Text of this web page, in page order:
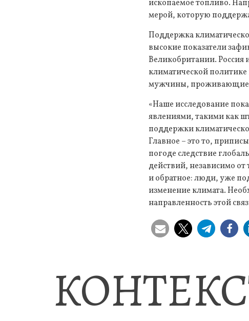
ископаемое топливо.
мерой, которую
Поддержка
высокие показатели
Великобритании. Россия
климатической
мужчины, проживающие
«Наше исследование
явлениями, такими как
поддержки
Главное – это то,
погоде следствие
действий, независимо от
и обратное: люди, уже
изменение климата.
направленность этой